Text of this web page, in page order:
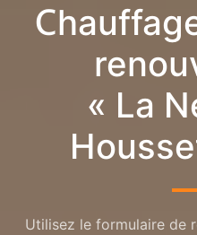
« La
Utilisez le formulaire de